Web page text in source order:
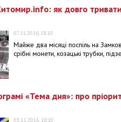
як довго
07.11.2016, 18:15
Майже два місяці поспіль на
срібні монети, козацькі трубки,
«Тема дня»: про
03.11.2016, 18:10